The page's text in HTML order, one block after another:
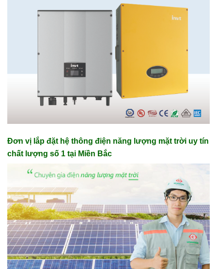
Đơn vị lắp đặt hệ thông điện năng lượng mặt trời uy tín
chất lượng số 1 tại Miền Bắc